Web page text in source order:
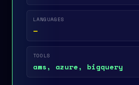
LANGUAGES
—
TOOLS
aws, azure, bigquery